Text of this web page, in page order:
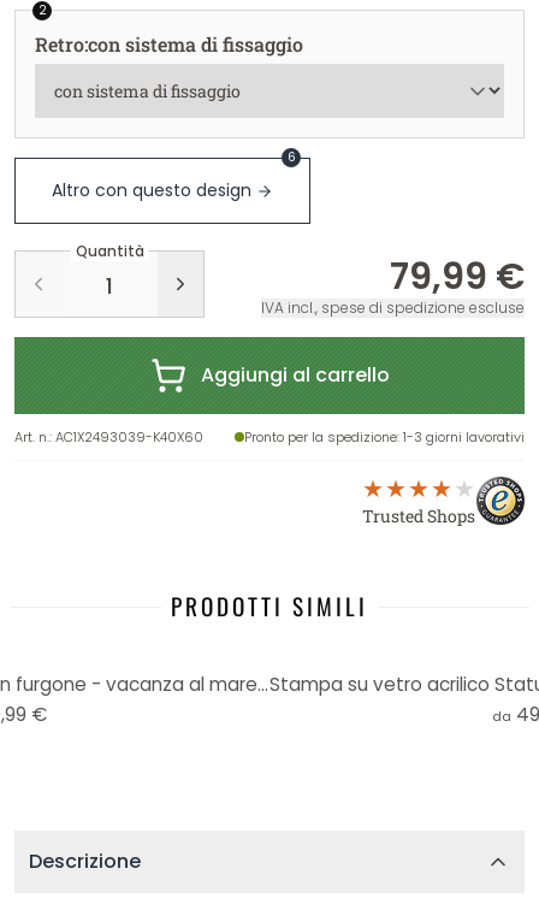
2
Retro:con sistema di fissaggio
Altro con questo design
6
Quantità
79,99 €
IVA incl., spese di spedizione escluse
Aggiungi al carrello
Art. n.:AC1X2493039-K40X60 Pronto per la spedizione: 1-3 giorni lavorativi
Trusted Shops
PRODOTTI SIMILI
Stampa su vetro acrilico Vita in furgone - vacanza al mare - Rivers
€
da
Descrizione